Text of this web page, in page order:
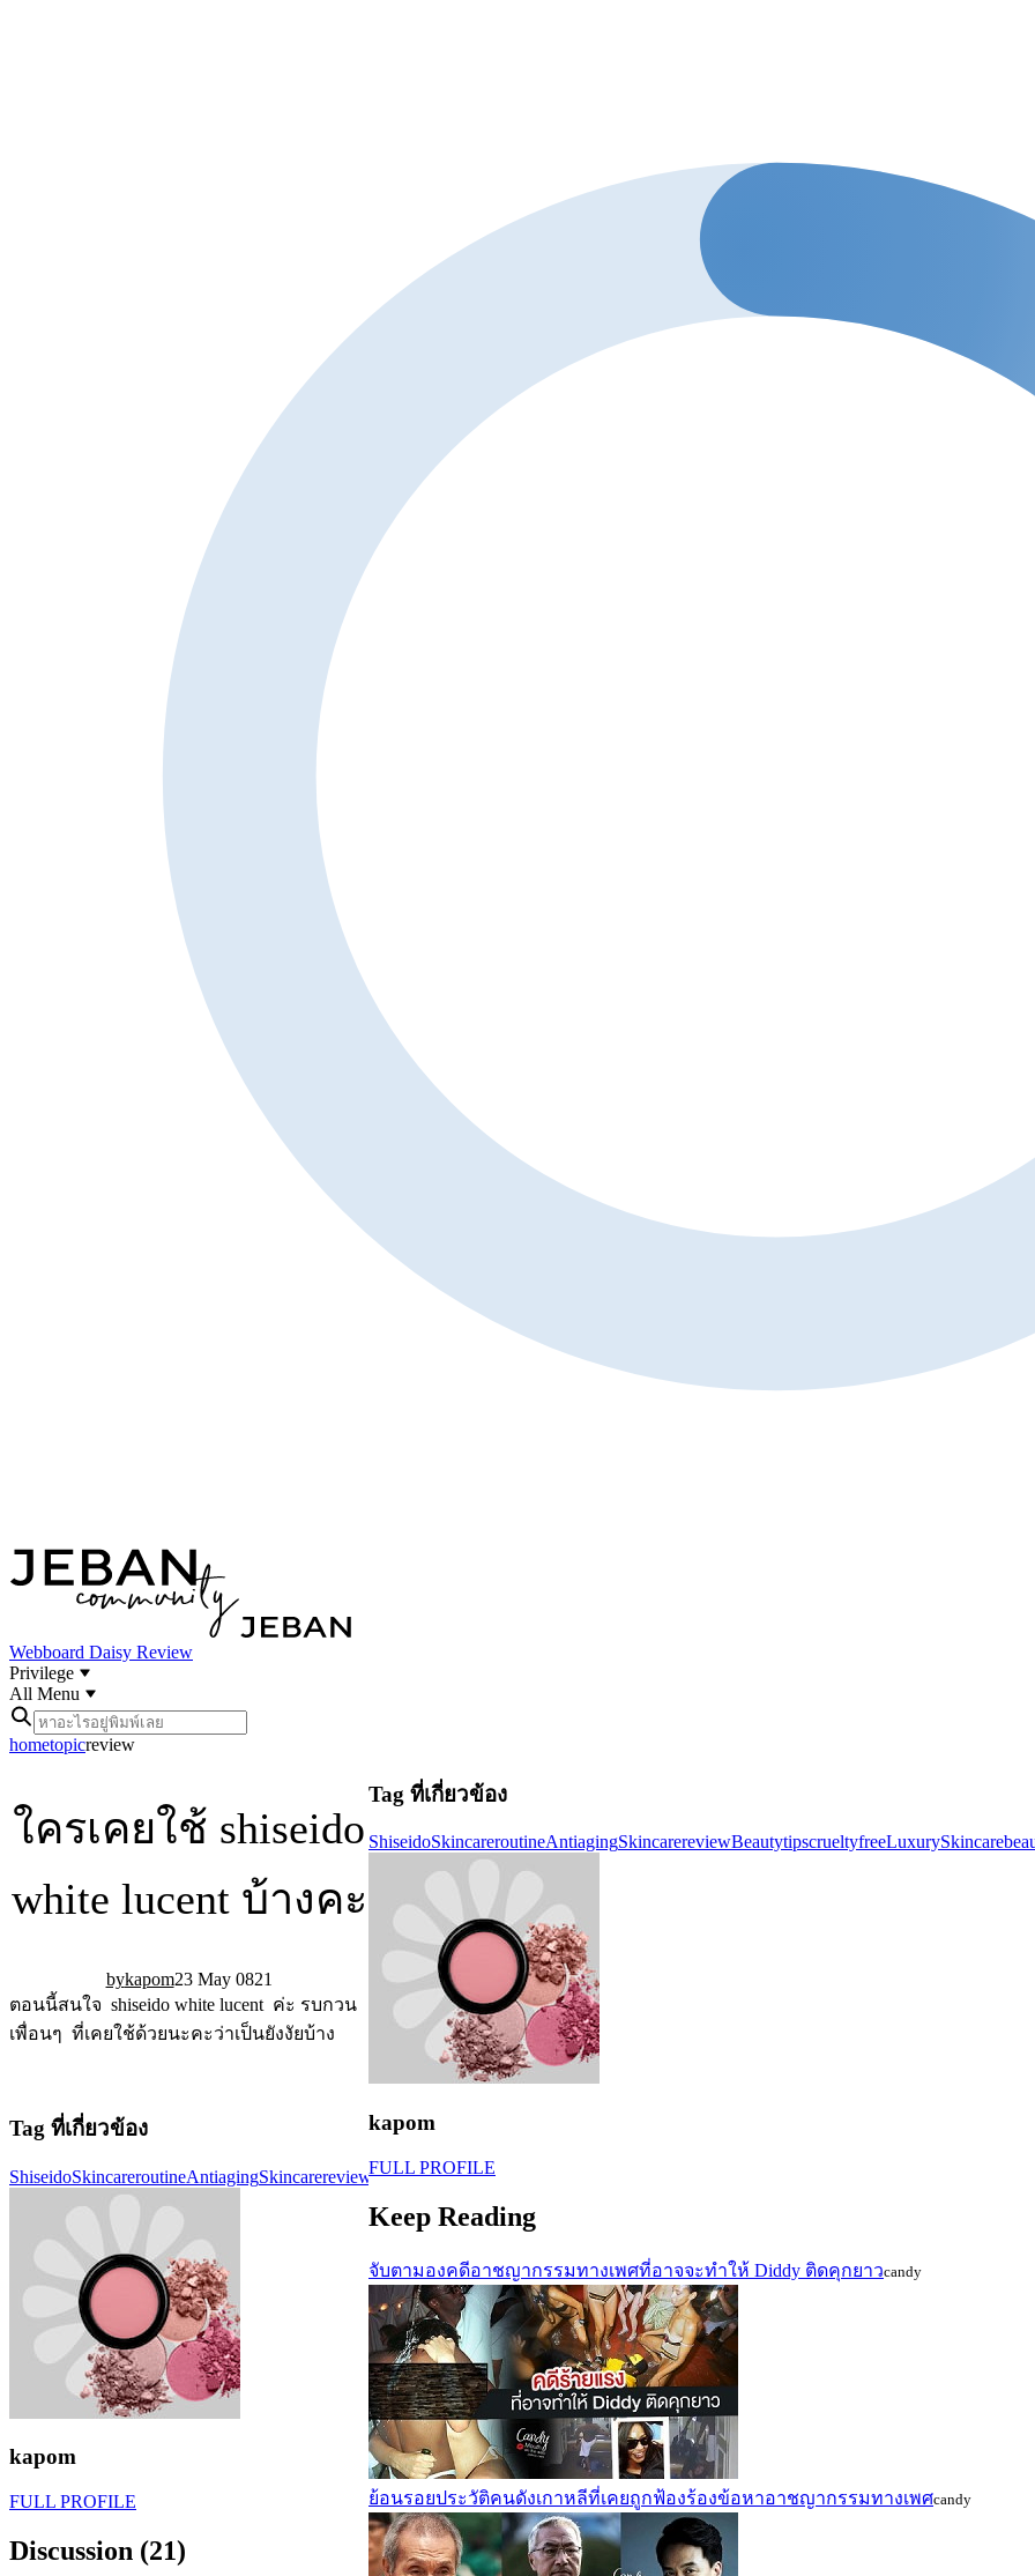
Webboard Daisy Review
Privilege
All Menu
hometopicreview
ใครเคยใช้ shiseido
white lucent บ้างคะ
kapom23 May 0821
ตอนนี้สนใจ shiseido white lucent ค่ะ รบกวน
เพื่อนๆ ที่เคยใช้ด้วยนะคะว่าเป็นยังงัยบ้าง
Tag ที่เกี่ยวข้อง
ShiseidoSkincareroutineAntiagingSkincarereviewBeautytipscrueltyfree
kapom
FULL PROFILE
Discussion (21)
Tag ที่เกี่ยวข้อง
ShiseidoSkincareroutineAntiagingSkincarereviewBeautytipscrueltyfreeLuxurySkincare
kapom
FULL PROFILE
Keep Reading
จับตามองคดีอาชญากรรมทางเพศที่อาจจะทำให้ Diddy ติดคุกยาวcandy
ย้อนรอยประวัติคนดังเกาหลีที่เคยถูกฟ้องร้องข้อหาอาชญากรรมทางเพศcandy